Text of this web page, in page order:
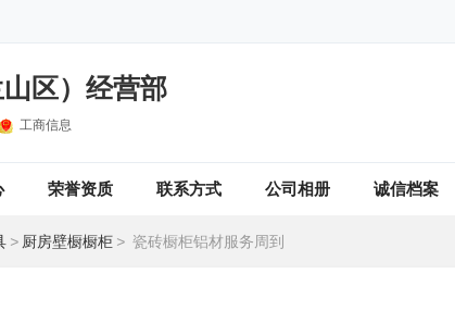
区）经营部
工商信息
荣誉资质 联系方式 公司相册 诚信档案
> 厨房壁橱橱柜 > 瓷砖橱柜铝材服务周到